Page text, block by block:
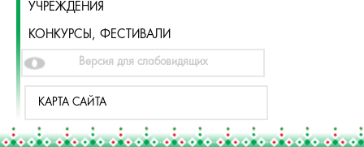
УЧРЕЖДЕНИЯ
КОНКУРСЫ, ФЕСТИВАЛИ
Версия для слабовидящих
КАРТА САЙТА